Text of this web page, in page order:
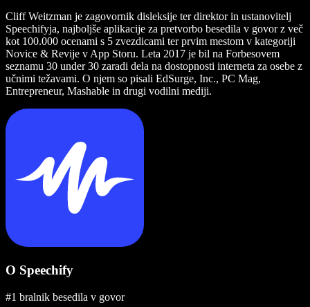
Cliff Weitzman je zagovornik disleksije ter direktor in ustanovitelj
Speechifyja, najboljše aplikacije za pretvorbo besedila v govor z več
kot 100.000 ocenami s 5 zvezdicami ter prvim mestom v kategoriji
Novice & Revije v App Storu. Leta 2017 je bil na Forbesovem
seznamu 30 under 30 zaradi dela na dostopnosti interneta za osebe z
učnimi težavami. O njem so pisali EdSurge, Inc., PC Mag,
Entrepreneur, Mashable in drugi vodilni mediji.
O Speechify
#1 bralnik besedila v govor